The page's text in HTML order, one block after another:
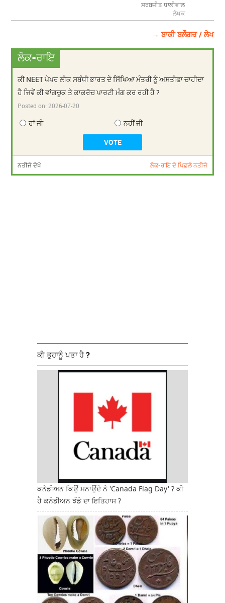
ਸਰਬਜੀਤ ਧਾਲੀਵਾਲ
ਲੇਖਕ
→ ਬਾਕੀ ਬਲੌਗਜ਼ / ਲੇਖ
ਲੋਕ-ਰਾਇ
ਕੀ NEET ਪੇਪਰ ਲੀਕ ਸਬੰਧੀ ਭਾਰਤ ਦੇ ਸਿੱਖਿਆ ਮੰਤਰੀ ਨੂੰ ਅਸਤੀਫਾ ਚਾਹੀਦਾ
ਹੈ ਜਿਵੇਂ ਕੀ ਵਾਂਗਚੂਕ ਤੇ ਕਾਕਰੋਚ ਪਾਰਟੀ ਮੰਗ ਕਰ ਰਹੀ ਹੈ ?
Posted on:2026-07-20
ਹਾਂ ਜੀ ਨਹੀਂ ਜੀ
ਨਤੀਜੇ ਦੇਖੋ ਲੋਕ-ਰਾਇ ਦੇ ਪਿਛਲੇ ਨਤੀਜੇ
ਕੀ ਤੁਹਾਨੂੰ ਪਤਾ ਹੈ ?
ਕਨੇਡੀਅਨ ਕਿਉਂ ਮਨਾਉਂਦੇ ਨੇ 'Canada Flag Day' ? ਕੀ
ਹੈ ਕਨੇਡੀਅਨ ਝੰਡੇ ਦਾ ਇਤਿਹਾਸ ?